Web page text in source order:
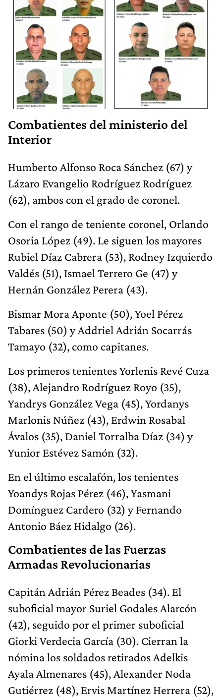
Combatientes del ministerio del
Interior
Humberto Alfonso Roca Sánchez (67) y
Lázaro Evangelio Rodríguez Rodríguez
(62), ambos con el grado de coronel.
Con el rango de teniente coronel, Orlando
Osoria López (49). Le siguen los mayores
Rubiel Díaz Cabrera (53), Rodney Izquierdo
Valdés (51), Ismael Terrero Ge (47) y
Hernán González Perera (43).
Bismar Mora Aponte (50), Yoel Pérez
Tabares (50) y Addriel Adrián Socarrás
Tamayo (32), como capitanes.
Los primeros tenientes Yorlenis Revé Cuza
(38), Alejandro Rodríguez Royo (35),
Yandrys González Vega (45), Yordanys
Marlonis Núñez (43), Erdwin Rosabal
Ávalos (35), Daniel Torralba Díaz (34) y
Yunior Estévez Samón (32).
En el último escalafón, los tenientes
Yoandys Rojas Pérez (46), Yasmani
Domínguez Cardero (32) y Fernando
Antonio Báez Hidalgo (26).
Combatientes de las Fuerzas
Armadas Revolucionarias
Capitán Adrián Pérez Beades (34). El
suboficial mayor Suriel Godales Alarcón
(42), seguido por el primer suboficial
Giorki Verdecia García (30). Cierran la
nómina los soldados retirados Adelkis
Ayala Almenares (45), Alexander Noda
Gutiérrez (48), Ervis Martínez Herrera (52),